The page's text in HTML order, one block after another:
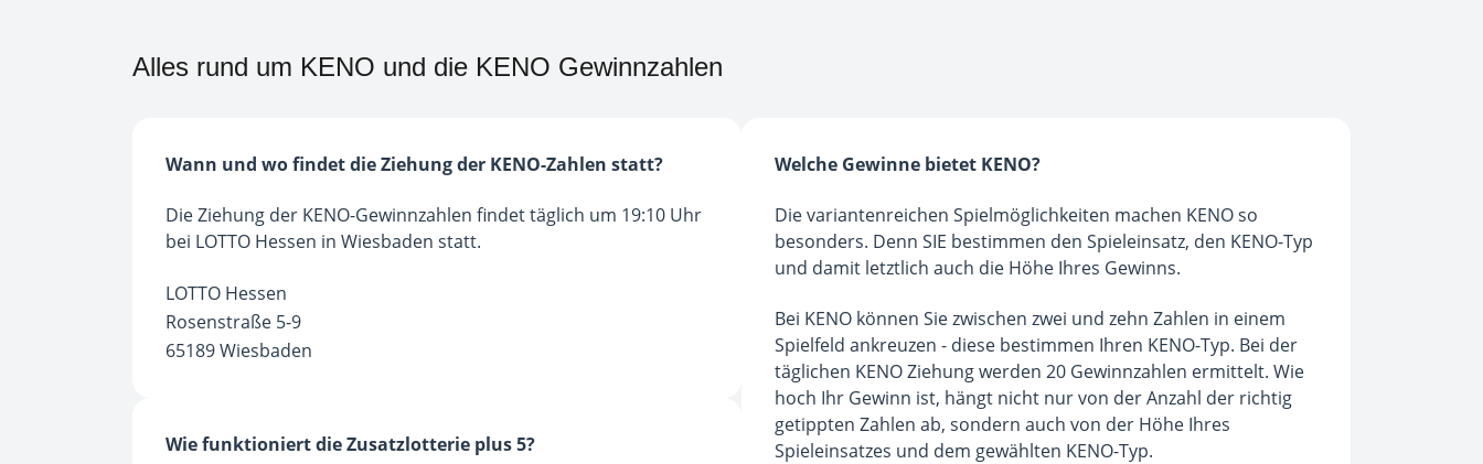
Alles rund um KENO und die KENO Gewinnzahlen
Wann und wo findet die Ziehung der KENO-Zahlen statt?
Die Ziehung der KENO-Gewinnzahlen findet täglich um 19:10 Uhr
bei LOTTO Hessen in Wiesbaden statt.
LOTTO Hessen
Rosenstraße 5-9
65189 Wiesbaden
Wie funktioniert die Zusatzlotterie plus 5?
Welche Gewinne bietet KENO?
Die variantenreichen Spielmöglichkeiten machen KENO so
besonders. Denn SIE bestimmen den Spieleinsatz, den KENO-Typ
und damit letztlich auch die Höhe Ihres Gewinns.
Bei KENO können Sie zwischen zwei und zehn Zahlen in einem
Spielfeld ankreuzen - diese bestimmen Ihren KENO-Typ. Bei der
täglichen KENO Ziehung werden 20 Gewinnzahlen ermittelt. Wie
hoch Ihr Gewinn ist, hängt nicht nur von der Anzahl der richtig
getippten Zahlen ab, sondern auch von der Höhe Ihres
Spieleinsatzes und dem gewählten KENO-Typ.